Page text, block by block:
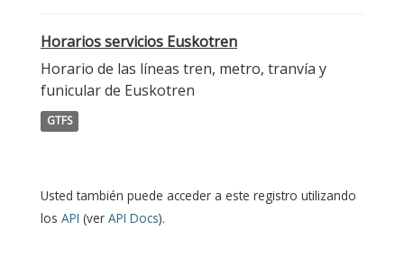
Horarios servicios Euskotren
Horario de las líneas tren, metro, tranvía y
funicular de Euskotren
GTFS
Usted también puede acceder a este registro utilizando
los API (ver API Docs).